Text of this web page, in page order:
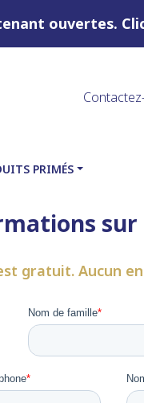
ouvertes.
PRIMÉS
gratuit. Aucun